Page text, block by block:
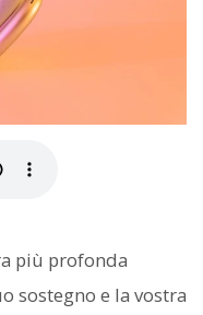
più profonda
sostegno e la vostra